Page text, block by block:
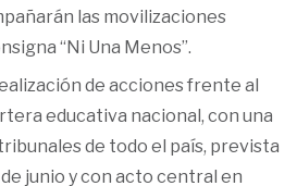
las movilizaciones
“Ni Una Menos”.
de acciones frente al
educativa nacional, con una
de todo el país, prevista
junio y con acto central en